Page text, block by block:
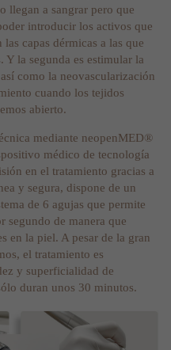
llegan a sangrar pero que
introducir los activos que
capas dérmicas a las que
la segunda es estimular la
como la neovascularización
cuando los tejidos
abierto.
mediante neopenMED®
médico de tecnología
en el tratamiento gracias a
y segura, dispone de un
de 6 agujas que permite
segundo de manera que
en la piel. A pesar de la gran
el tratamiento es
y superficialidad de
duran unos 30 minutos.